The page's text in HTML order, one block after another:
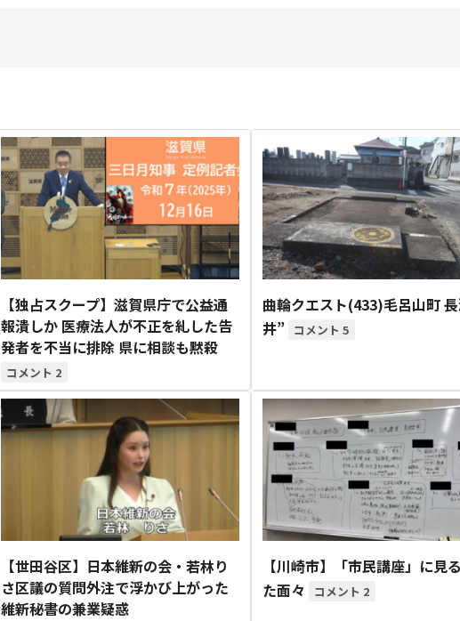
【独占スクープ】滋賀県庁で公益通
報潰しか 医療法人が不正を糺した告
発者を不当に排除 県に相談も黙殺
2
曲輪クエスト(433)毛呂山町
井”
5
【世田谷区】日本維新の会・若林り
さ区議の質問外注で浮かび上がった
維新秘書の兼業疑惑
【川崎市】「市民講座」に見
た面々
2